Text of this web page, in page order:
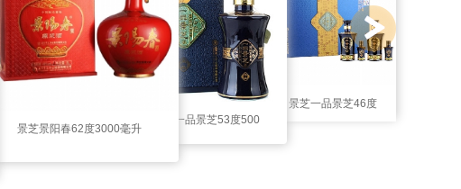
景芝景阳春62度3000毫升
（原浆酒）
景芝一品景芝53度500
景芝一品景芝46度